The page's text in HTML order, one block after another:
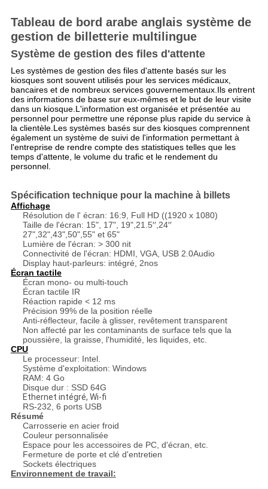
Tableau de bord arabe anglais système de
gestion de billetterie multilingue
Système de gestion des files d'attente
Les systèmes de gestion des files d'attente basés sur les
kiosques sont souvent utilisés pour les services médicaux,
bancaires et de nombreux services gouvernementaux.Ils entrent
des informations de base sur eux-mêmes et le but de leur visite
dans un kiosque.L'information est organisée et présentée au
personnel pour permettre une réponse plus rapide du service à
la clientèle.Les systèmes basés sur des kiosques comprennent
également un système de suivi de l'information permettant à
l'entreprise de rendre compte des statistiques telles que les
temps d'attente, le volume du trafic et le rendement du
personnel.
Spécification technique pour la machine à billets
Affichage
Résolution de l' écran: 16:9, Full HD ((1920 x 1080)
Taille de l'écran: 15", 17", 19",21.5′′,24′′
27",32",43",50",55" et 65"
Lumière de l'écran: > 300 nit
Connectivité de l'écran: HDMI, VGA, USB 2.0Audio
Display haut-parleurs: intégré, 2nos
Écran tactile
Écran mono- ou multi-touch
Écran tactile IR
Réaction rapide < 12 ms
Précision 99% de la position réelle
Anti-réflecteur, facile à glisser, revêtement transparent
Non affecté par les contaminants de surface tels que la
poussière, la graisse, l'humidité, les liquides, etc.
CPU
Le processeur: Intel.
Système d'exploitation: Windows
RAM: 4 Go
Disque dur : SSD 64G
Ethernet intégré, Wi-fi
RS-232, 6 ports USB
Résumé
Carrosserie en acier froid
Couleur personnalisée
Espace pour les accessoires de PC, d'écran, etc.
Fermeture de porte et clé d'entretien
Sockets électriques
Environnement de travail: